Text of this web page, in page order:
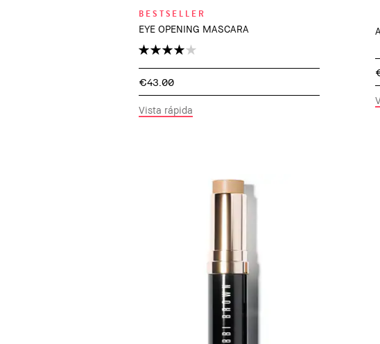
BESTSELLER
EYE OPENING MASCARA
€43.00
Vista rápida